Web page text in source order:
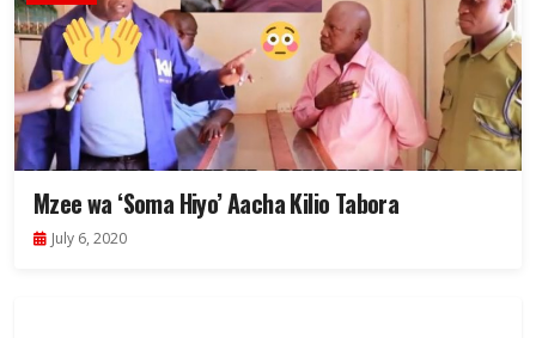
Mzee wa ‘Soma Hiyo’ Aacha Kilio Tabora
July 6, 2020